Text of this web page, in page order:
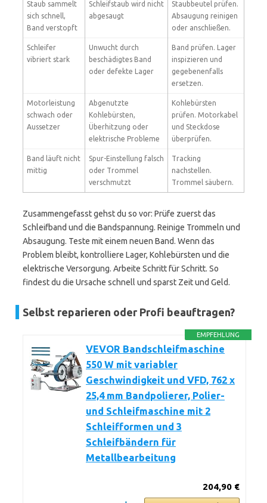
Staub sammelt
sich schnell,
Band verstopft
Schleifstaub wird nicht
abgesaugt
Staubbeutel prüfen.
Absaugung reinigen
oder anschließen.
Schleifer
vibriert stark
Unwucht durch
beschädigtes Band
oder defekte Lager
Band prüfen. Lager
inspizieren und
gegebenenfalls
ersetzen.
Motorleistung
schwach oder
Aussetzer
Abgenutzte
Kohlebürsten,
Überhitzung oder
elektrische Probleme
Kohlebürsten
prüfen. Motorkabel
und Steckdose
überprüfen.
Band läuft nicht
mittig
Spur-Einstellung falsch
oder Trommel
verschmutzt
Tracking
nachstellen.
Trommel säubern.
Zusammengefasst gehst du so vor: Prüfe zuerst das
Schleifband und die Bandspannung. Reinige Trommeln und
Absaugung. Teste mit einem neuen Band. Wenn das
Problem bleibt, kontrolliere Lager, Kohlebürsten und die
elektrische Versorgung. Arbeite Schritt für Schritt. So
findest du die Ursache schnell und sparst Zeit und Geld.
Selbst reparieren oder Profi beauftragen?
EMPFEHLUNG
VEVOR Bandschleifmaschine
550 W mit variabler
Geschwindigkeit und VFD, 762 x
25,4 mm Bandpolierer, Polier-
und Schleifmaschine mit 2
Schleifformen und 3
Schleifbändern für
Metallbearbeitung
204,90 €